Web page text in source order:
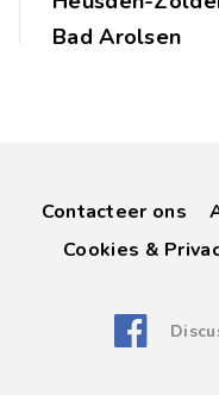
Bad Arolsen
Contacteer ons
Cookies &